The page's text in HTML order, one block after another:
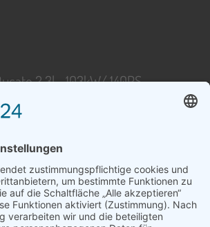
2,3l - 103kW/ 140PS,
EURO 6d TEMP,
ABS/ESP/Airbag